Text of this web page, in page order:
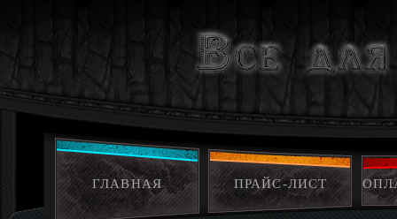
ГЛАВНАЯ ПРАЙС-ЛИСТ